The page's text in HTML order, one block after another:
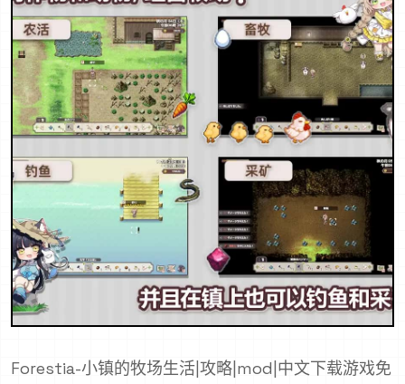
Forestia-小镇的牧场生活|攻略|mod|中文下载游戏免